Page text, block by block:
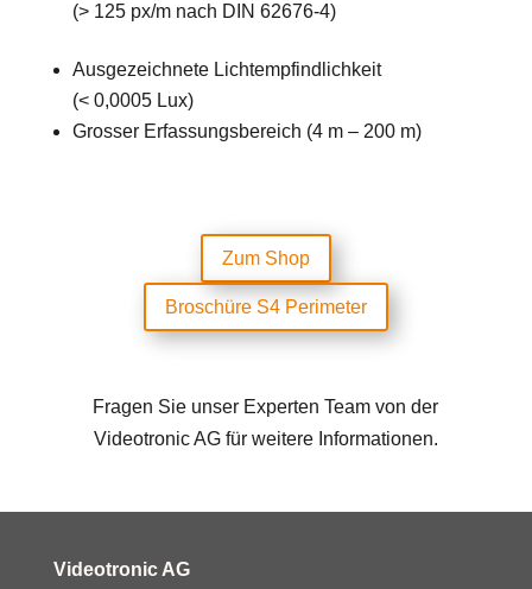
(> 125 px/m nach DIN 62676-4)
Ausgezeichnete Lichtempfindlichkeit
(< 0,0005 Lux)
Grosser Erfassungsbereich (4 m – 200 m)
Zum Shop
Broschüre S4 Perimeter
Fragen Sie unser Experten Team von der
Videotronic AG für weitere Informationen.
Videotronic AG